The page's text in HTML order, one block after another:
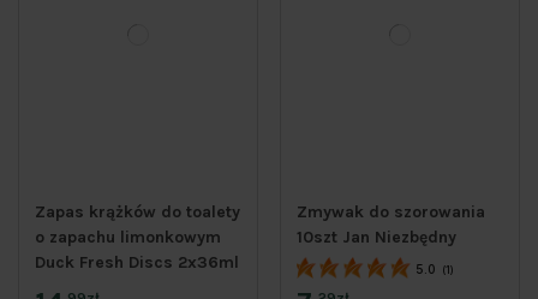
Zapas krążków do toalety
o zapachu limonkowym
Duck Fresh Discs 2x36ml
Zmywak do szorowania
10szt Jan Niezbędny
5.0 (1)